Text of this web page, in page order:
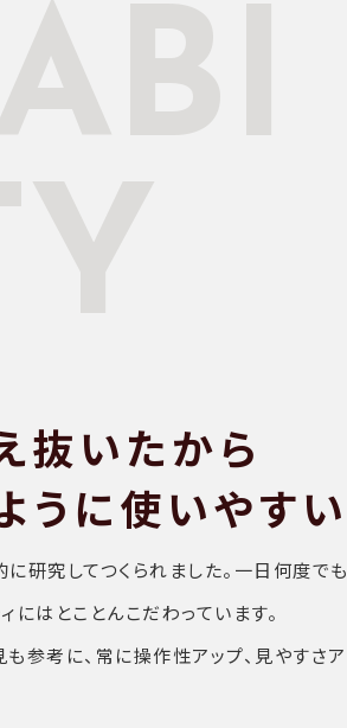
抜いたから
うに使いやすい
研究してつくられました。一日何度でも
にはとことんこだわっています。
参考に、常に操作性アップ、見やすさア